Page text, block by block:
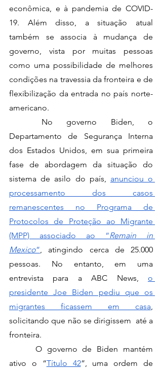
econômica, e à pandemia de COVID-
19. Além disso, a situação atual
também se associa à mudança de
governo, vista por muitas pessoas
como uma possibilidade de melhores
condições na travessia da fronteira e de
flexibilização da entrada no país norte-
americano.
Departamento de Segurança Interna
dos Estados Unidos, em sua primeira
fase de abordagem da situação do
sistema de asilo do país, anunciou o
processamento dos casos
remanescentes no Programa de
Protocolos de Proteção ao Migrante
(MPP) associado ao “Remain in
Mexico”, atingindo cerca de 25.000
pessoas. No entanto, em uma
entrevista para a ABC News, o
presidente Joe Biden pediu que os
migrantes ficassem em casa,
solicitando que não se dirigissem  até a
fronteira.
ativo o “Título 42”, uma ordem de